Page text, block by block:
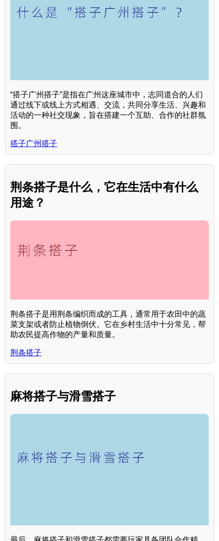
“搭子广州搭子”是指在广州这座城市中，志同道合的人们
通过线下或线上方式相遇、交流，共同分享生活、兴趣和
活动的一种社交现象，旨在搭建一个互助、合作的社群氛
围。
搭子广州搭子
荆条搭子是什么，它在生活中有什么
用途？
荆条搭子是用荆条编织而成的工具，通常用于农田中的蔬
菜支架或者防止植物倒伏。它在乡村生活中十分常见，帮
助农民提高作物的产量和质量。
荆条搭子
麻将搭子与滑雪搭子